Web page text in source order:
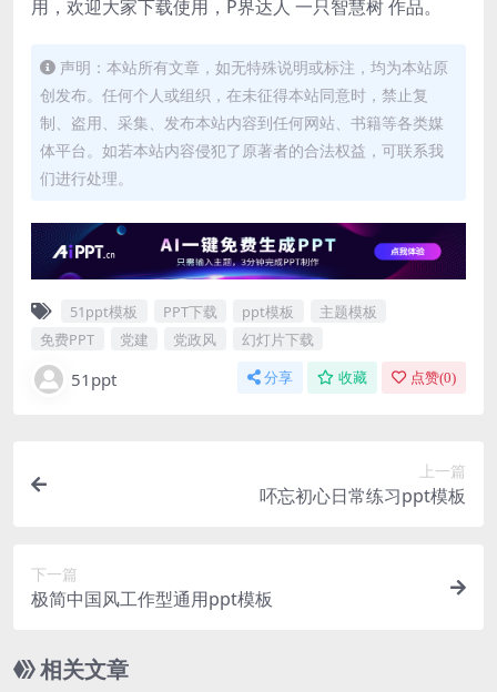
用，欢迎大家下载使用，P界达人 一只智慧树 作品。
声明：本站所有文章，如无特殊说明或标注，均为本站原
创发布。任何个人或组织，在未征得本站同意时，禁止复
制、盗用、采集、发布本站内容到任何网站、书籍等各类媒
体平台。如若本站内容侵犯了原著者的合法权益，可联系我
们进行处理。
51ppt模板 PPT下载 ppt模板
主题模板
免费PPT
党建 党政风 幻灯片下载
51ppt 分享 收藏 点赞(0)
上一篇
吥忘初心日常练习ppt模板
下一篇
极简中国风工作型通用ppt模板
相关文章